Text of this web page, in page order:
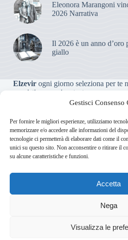
Gestisci Consenso
Per fornire le migliori esperienze, utilizziamo
memorizzare e/o accedere alle informazioni del
tecnologie ci permetterà di elaborare dati come il
unici su questo sito. Non acconsentire o ritirare il
su alcune caratteristiche e funzioni.
Accetta
Nega
Visualizza le
Eleonora Marangoni
2026 Narrativa
Il 2026 è un anno d’oro
giallo
Elzevirogni giorno seleziona per te
saggistica, poesia e teatro.
Testata giornalistica online non
riceve contributi o agevolazioni
bis della legge 103/2012
Via Usodimare 3 - 37138 Verona